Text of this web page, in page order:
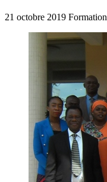
21 octobre 2019 Formation